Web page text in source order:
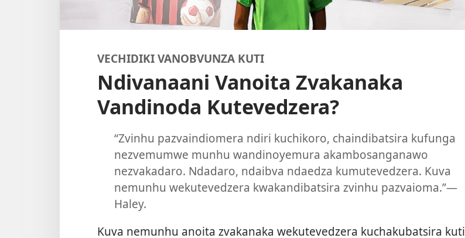
VECHIDIKI VANOBVUNZA KUTI
Ndivanaani Vanoita Zvakanaka
Vandinoda Kutevedzera?
“Zvinhu pazvaindiomera ndiri kuchikoro, chaindibatsira kufunga
nezvemumwe munhu wandinoyemura akambosanganawo
nezvakadaro. Ndadaro, ndaibva ndaedza kumutevedzera. Kuva
nemunhu wekutevedzera kwakandibatsira zvinhu pazvaioma.”​—
Haley.
Kuva nemunhu anoita zvakanaka wekutevedzera kuchakubatsira kuti